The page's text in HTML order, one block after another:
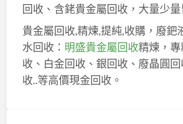
回收、含銠貴金屬回收，大量少量
貴金屬回收,精煉,提純,收購，廢鈀
水回收： 明盛貴金屬回收精煉，專
收、白金回收、銀回收、廢晶圓回
收..等高價現金回收。